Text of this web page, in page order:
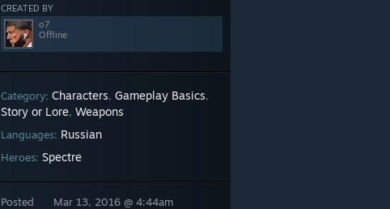
CREATED BY
o7
Offline
Category: Characters, Gameplay Basics,
Story or Lore, Weapons
Languages: Russian
Heroes: Spectre
Posted
Mar 13, 2016 @ 4:44am